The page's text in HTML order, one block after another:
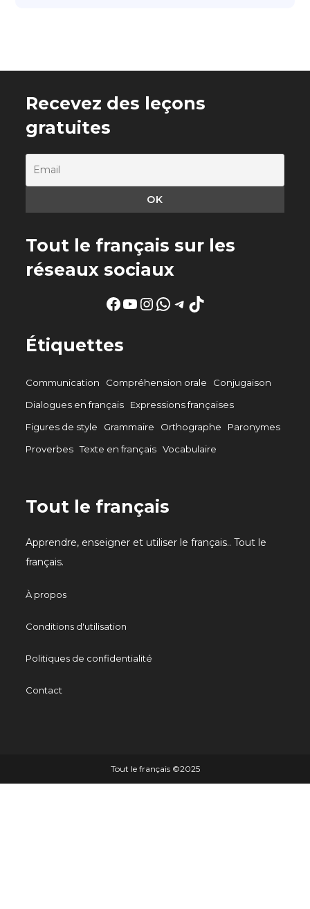
Recevez des leçons
gratuites
Tout le français sur les
réseaux sociaux
Facebook
YouTube
Instagram
WhatsApp
Telegram
TikTok
Étiquettes
Communication Compréhension orale
Conjugaison
Dialogues en français
Expressions françaises
Figures de style
Grammaire Orthographe
Paronymes
Proverbes Texte en français Vocabulaire
Tout le français
Apprendre, enseigner et utiliser le français.. Tout le
français.
À propos
Conditions d'utilisation
Politiques de confidentialité
Contact
Tout le français ©️2025